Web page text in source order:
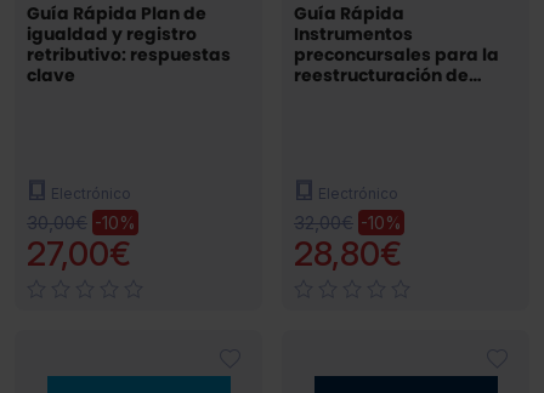
Guía Rápida Plan de
igualdad y registro
retributivo: respuestas
clave
Electrónico
30,00€ -10%
27,00€
Guía Rápida
Instrumentos
preconcursales para la
reestructuración de
Electrónico
32,00€ -10%
28,80€